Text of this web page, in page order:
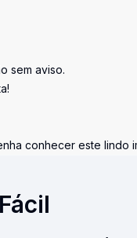
sem aviso.
conhecer este lindo